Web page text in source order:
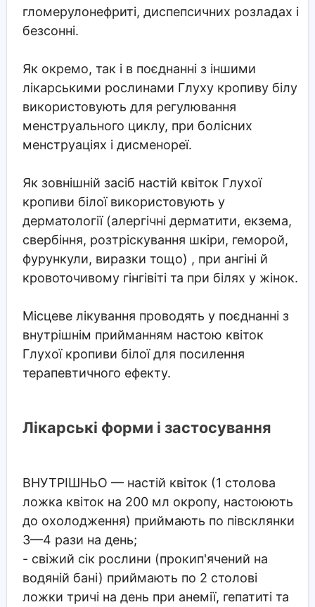
гломерулонефриті, диспепсичних розладах і
безсонні.
Як окремо, так і в поєднанні з іншими
лікарськими рослинами Глуху кропиву білу
використовують для регулювання
менструального циклу, при болісних
менструаціях і дисменореї.
Як зовнішній засіб настій квіток Глухої
кропиви білої використовують у
дерматології (алергічні дерматити, екзема,
свербіння, розтріскування шкіри, геморой,
фурункули, виразки тощо) , при ангіні й
кровоточивому гінгівіті та при білях у жінок.
Місцеве лікування проводять у поєднанні з
внутрішнім прийманням настою квіток
Глухої кропиви білої для посилення
терапевтичного ефекту.
Лікарські форми і застосування
ВНУТРІШНЬО — настій квіток (1 столова
ложка квіток на 200 мл окропу, настоюють
до охолодження) приймають по півсклянки
3—4 рази на день;
- свіжий сік рослини (прокип'ячений на
водяній бані) приймають по 2 столові
ложки тричі на день при анемії, гепатиті та